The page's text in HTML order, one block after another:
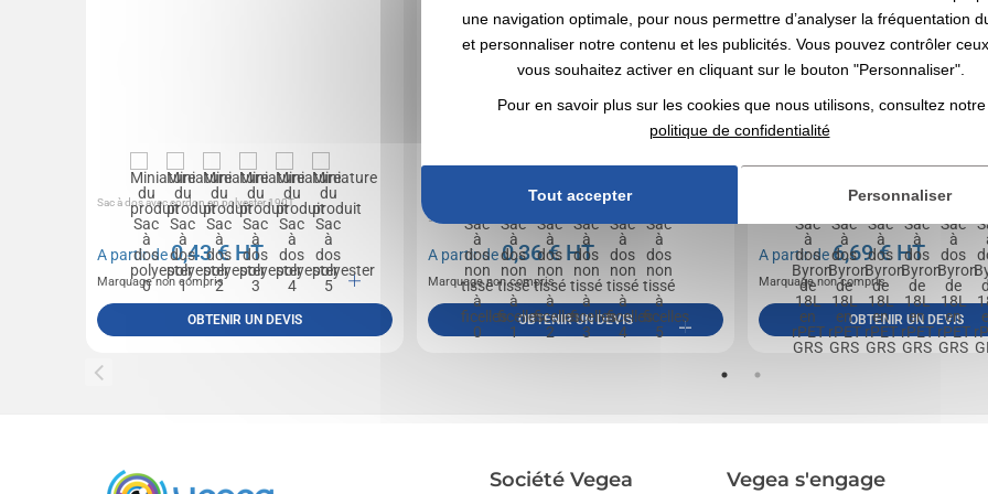
Sac à dos avec cordon en polyester 190T.
A partir de0,43€ HT
Marquage non compris
OBTENIR UN DEVIS
Sac à dos en non tissé (80m/g²). Disponible dans une large
gamme de couleurs. 370 x 410 mm
A partir de0,36€ HT
Marquage non compris
OBTENIR UN DEVIS
Sac à dos pratique, robuste et déperlant en
A partir de6,69€ HT
Marquage non compris
OBTENIR UN DEVIS
Société Vegea Vegea s'engage
une navigation optimale, pour nous permettre d’analyser la fréquentation
et personnaliser notre contenu et les publicités. Vous pouvez contrôler
vous souhaitez activer en cliquant sur le bouton "Personnaliser".
Pour en savoir plus sur les cookies que nous utilisons, consultez notre
politique de confidentialité
Tout accepter Personnaliser